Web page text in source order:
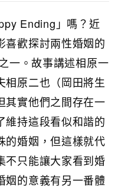
Ending」嗎？近
喜歡探討兩性婚姻的
一。故事講述相原一
相原二也（岡田將生
其實他們之間存在一
維持這段看似和諧的
的婚姻，但這樣就代
不只能讓大家看到婚
姻的意義有另一番體